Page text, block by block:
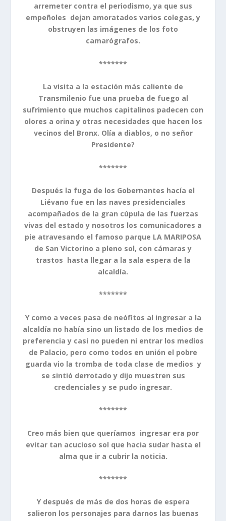
arremeter contra el periodismo, ya que sus
empeñoles dejan amoratados varios colegas, y
obstruyen las imágenes de los foto
camarógrafos.
*******
La visita a la estación más caliente de
Transmilenio fue una prueba de fuego al
sufrimiento que muchos capitalinos padecen con
olores a orina y otras necesidades que hacen los
vecinos del Bronx. Olía a diablos, o no señor
Presidente?
*******
Después la fuga de los Gobernantes hacía el
Liévano fue en las naves presidenciales
acompañados de la gran cúpula de las fuerzas
vivas del estado y nosotros los comunicadores a
pie atravesando el famoso parque LA MARIPOSA
de San Victorino a pleno sol, con cámaras y
trastos hasta llegar a la sala espera de la
alcaldía.
*******
Y como a veces pasa de neófitos al ingresar a la
alcaldía no había sino un listado de los medios de
preferencia y casi no pueden ni entrar los medios
de Palacio, pero como todos en unión el pobre
guarda vio la tromba de toda clase de medios y
se sintió derrotado y dijo muestren sus
credenciales y se pudo ingresar.
*******
Creo más bien que queríamos ingresar era por
evitar tan acucioso sol que hacia sudar hasta el
alma que ir a cubrir la noticia.
*******
Y después de más de dos horas de espera
salieron los personajes para darnos las buenas